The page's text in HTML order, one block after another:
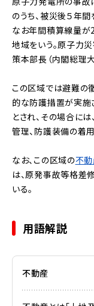
のうち、被災後５年
なお年間積算線量が
地域をいう。原子力
策本部長（内閣総理
この区域では避難の
的な防護措置が実施
とされ、その場合に
管理、防護装備の着
なお、この区域の不
は、原発事故等格差
いる。
用語解説
不動産